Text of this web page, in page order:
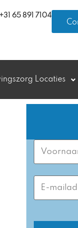
+31 65 891 7104
Locaties
First
Name
Email
Address